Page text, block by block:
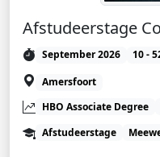
Afstudeerstage
September 2026 10 -
Amersfoort
HBO Associate Degree
Afstudeerstage